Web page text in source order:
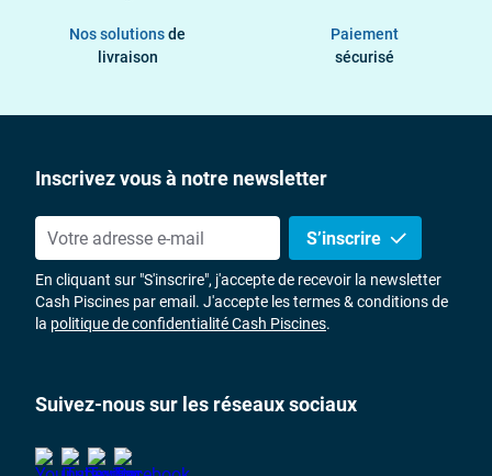
Nos solutionsde
livraison
Paiement
sécurisé
Inscrivez vous à notre newsletter
S’inscrire
En cliquant sur "S'inscrire", j'accepte de recevoir la newsletter
Cash Piscines par email. J'accepte les termes & conditions de
la politique de confidentialité Cash Piscines.
Suivez-nous sur les réseaux sociaux